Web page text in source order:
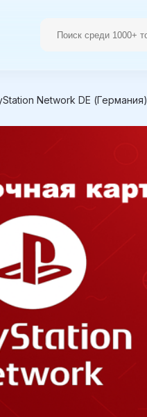
Network DE (Германия)